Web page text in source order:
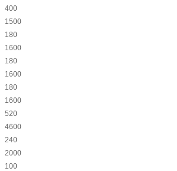
400
1500
180
1600
180
1600
180
1600
520
4600
240
2000
100